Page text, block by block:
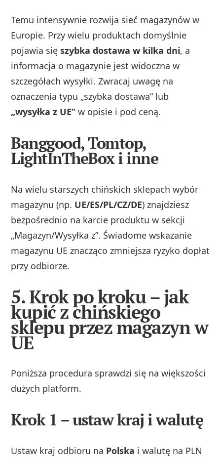
Temu intensywnie rozwija sieć magazynów w
Europie. Przy wielu produktach domyślnie
pojawia sięszybka dostawa w kilka dni, a
informacja o magazynie jest widoczna w
szczegółach wysyłki. Zwracaj uwagę na
oznaczenia typu „szybka dostawa” lub
„wysyłka z UE” w opisie i pod ceną.
Banggood, Tomtop,
LightInTheBox i inne
Na wielu starszych chińskich sklepach wybór
magazynu (np. UE/ES/PL/CZ/DE) znajdziesz
bezpośrednio na karcie produktu w sekcji
„Magazyn/Wysyłka z”. Świadome wskazanie
magazynu UE znacząco zmniejsza ryzyko dopłat
przy odbiorze.
5. Krok po kroku – jak
kupić z chińskiego
sklepu przez magazyn w
UE
Poniższa procedura sprawdzi się na większości
dużych platform.
Krok 1 – ustaw kraj i walutę
Ustaw kraj odbioru na Polska i walutę na PLN